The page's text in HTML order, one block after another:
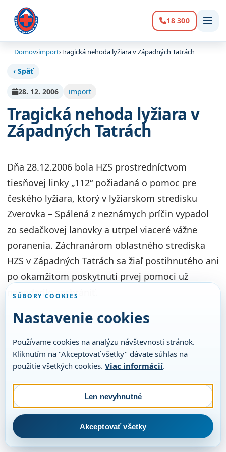
Volanie:
18 300
Domov›import›Tragická nehoda lyžiara v Západných Tatrách
‹ Späť
28. 12. 2006 import
Tragická nehoda lyžiara v
Západných Tatrách
Dňa 28.12.2006 bola HZS prostredníctvom
tiesňovej linky „112“ požiadaná o pomoc pre
českého lyžiara, ktorý v lyžiarskom stredisku
Zverovka – Spálená z neznámych príčin vypadol
zo sedačkovej lanovky a utrpel viaceré vážne
poranenia. Záchranárom oblastného strediska
HZS v Západných Tatrách sa žiaľ postihnutého ani
po okamžitom poskytnutí prvej pomoci už
nepodarilo zachrániť.
SÚBORY COOKIES
Nastavenie cookies
Používame cookies na analýzu návštevnosti stránok.
Kliknutím na "Akceptovať všetky" dávate súhlas na
použitie všetkých cookies. Viac informácií.
Len nevyhnutné
Akceptovať všetky